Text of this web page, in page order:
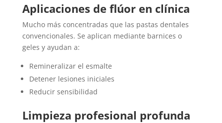
Aplicaciones de flúor en clínica
Mucho más concentradas que las pastas dentales
convencionales. Se aplican mediante barnices o
geles y ayudan a:
Remineralizar el esmalte
Detener lesiones iniciales
Reducir sensibilidad
Limpieza profesional profunda